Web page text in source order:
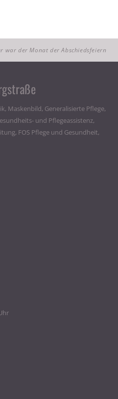
war der Monat der Abschiedsfeiern
Maskenbild, Generalisierte Pflege,
und Pflegeassistenz,
FOS Pflege und Gesundheit,